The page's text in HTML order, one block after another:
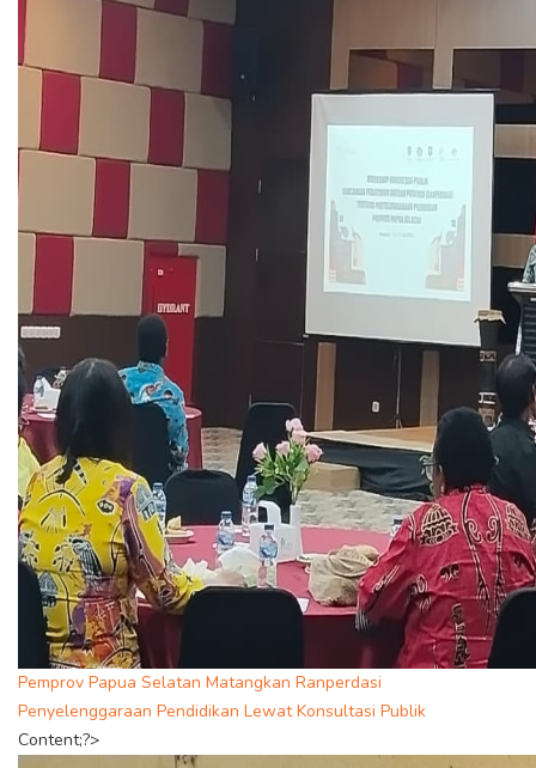
Pemprov Papua Selatan Matangkan Ranperdasi
Penyelenggaraan Pendidikan Lewat Konsultasi Publik
Content;?>